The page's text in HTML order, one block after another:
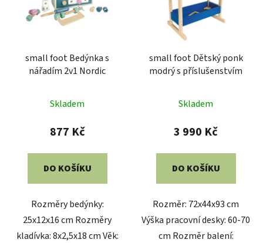
small foot Bedýnka s
nářadím 2v1 Nordic
Skladem
877 Kč
DO KOŠÍKU
Rozměry bedýnky:
25x12x16 cm Rozměry
kladívka: 8x2,5x18 cm Věk:
small foot Dětský ponk
modrý s příslušenstvím
Skladem
3 990 Kč
DO KOŠÍKU
Rozměr: 72x44x93 cm
Výška pracovní desky: 60-70
cm Rozměr balení: